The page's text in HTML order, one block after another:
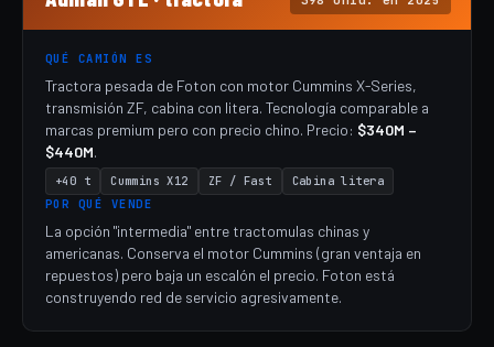
QUÉ CAMIÓN ES
Tractora pesada de Foton con motor Cummins X-Series,
transmisión ZF, cabina con litera. Tecnología comparable a
marcas premium pero con precio chino. Precio: $340M –
$440M.
+40 t Cummins X12 ZF / Fast
Cabina litera
POR QUÉ VENDE
La opción "intermedia" entre tractomulas chinas y
americanas. Conserva el motor Cummins (gran ventaja en
repuestos) pero baja un escalón el precio. Foton está
construyendo red de servicio agresivamente.